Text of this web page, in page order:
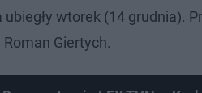
ubiegły wtorek (14 grudnia).
Roman Giertych.